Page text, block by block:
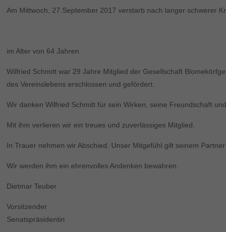
Am Mittwoch, 27.September 2017 verstarb nach langer schwerer
im Alter von 64 Jahren.
Wilfried Schmitt war 29 Jahre Mitglied der Gesellschaft
des Vereinslebens erschlossen und gefördert.
Wir danken Wilfried Schmitt für sein Wirken, seine Freundschaft
Mit ihm verlieren wir ein treues und zuverlässiges Mitglied.
In Trauer nehmen wir Abschied. Unser Mitgefühl gilt seinem
Wir werden ihm ein ehrenvolles Andenken bewahren.
Dietmar
Senatspräsidentin